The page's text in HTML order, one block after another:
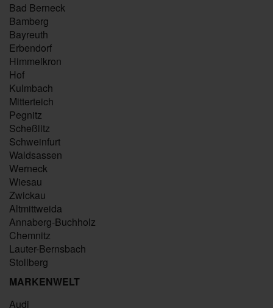
Bad Berneck
Bamberg
Bayreuth
Erbendorf
Himmelkron
Hof
Kulmbach
Mitterteich
Pegnitz
Scheßlitz
Schweinfurt
Waldsassen
Werneck
Wiesau
Zwickau
Altmittweida
Annaberg-Buchholz
Chemnitz
Lauter-Bernsbach
Stollberg
MARKENWELT
Audi